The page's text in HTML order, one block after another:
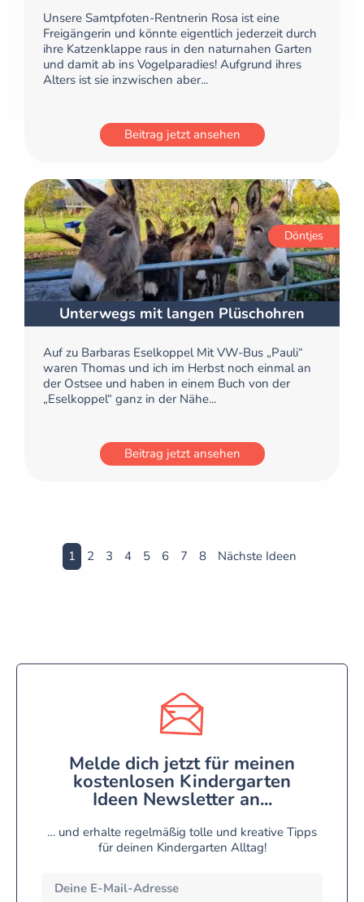
Unsere Samtpfoten-Rentnerin Rosa ist eine
Freigängerin und könnte eigentlich jederzeit durch
ihre Katzenklappe raus in den naturnahen Garten
und damit ab ins Vogelparadies! Aufgrund ihres
Alters ist sie inzwischen aber...
Beitrag jetzt ansehen
Döntjes
Unterwegs mit langen Plüschohren
Auf zu Barbaras Eselkoppel Mit VW-Bus „Pauli“
waren Thomas und ich im Herbst noch einmal an
der Ostsee und haben in einem Buch von der
„Eselkoppel“ ganz in der Nähe...
Beitrag jetzt ansehen
1 2 3 4 5 6 7 8 Nächste Ideen
Melde dich jetzt für meinen
kostenlosen Kindergarten
Ideen Newsletter an...
… und erhalte regelmäßig tolle und kreative Tipps
für deinen Kindergarten Alltag!